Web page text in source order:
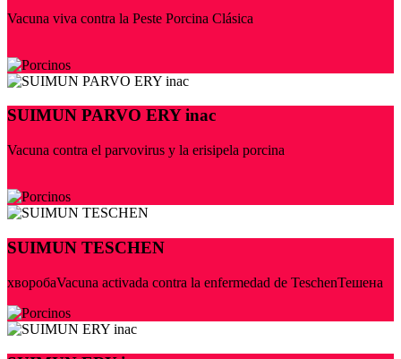
Vacuna viva contra la Peste Porcina Clásica
SUIMUN PARVO ERY inac
Vacuna contra el parvovirus y la erisipela porcina
SUIMUN TESCHEN
хворобаVacuna activada contra la enfermedad de TeschenТешена